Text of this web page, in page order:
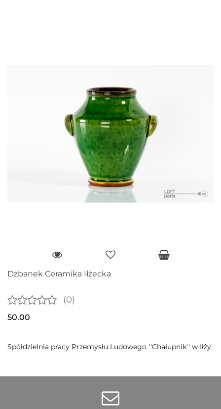
Dzbanek Ceramika Iłżecka
(0)
50.00
Spółdzielnia pracy Przemysłu Ludowego ''Chałupnik'' w Iłży